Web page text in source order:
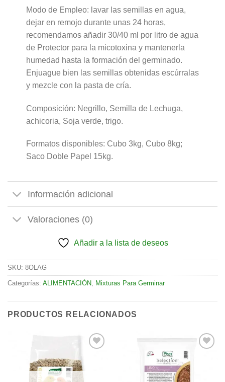
Modo de Empleo: lavar las semillas en agua,
dejar en remojo durante unas 24 horas,
recomendamos añadir 30/40 ml por litro de agua
de Protector para la micotoxina y mantenerla
humedad hasta la formación del germinado.
Enjuague bien las semillas obtenidas escúrralas
y mezcle con la pasta de cría.
Composición: Negrillo, Semilla de Lechuga,
achicoria, Soja verde, trigo.
Formatos disponibles: Cubo 3kg, Cubo 8kg;
Saco Doble Papel 15kg.
Información adicional
Valoraciones (0)
Añadir a la lista de deseos
SKU: 8OLAG
Categorías: ALIMENTACIÓN, Mixturas Para Germinar
PRODUCTOS RELACIONADOS